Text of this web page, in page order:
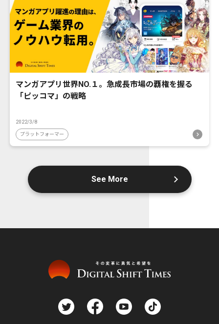
マンガアプリ世界NO.１。急成長市場の覇権を握る
「ピッコマ」の戦略
2022/3/8
プラットフォーマー
See More